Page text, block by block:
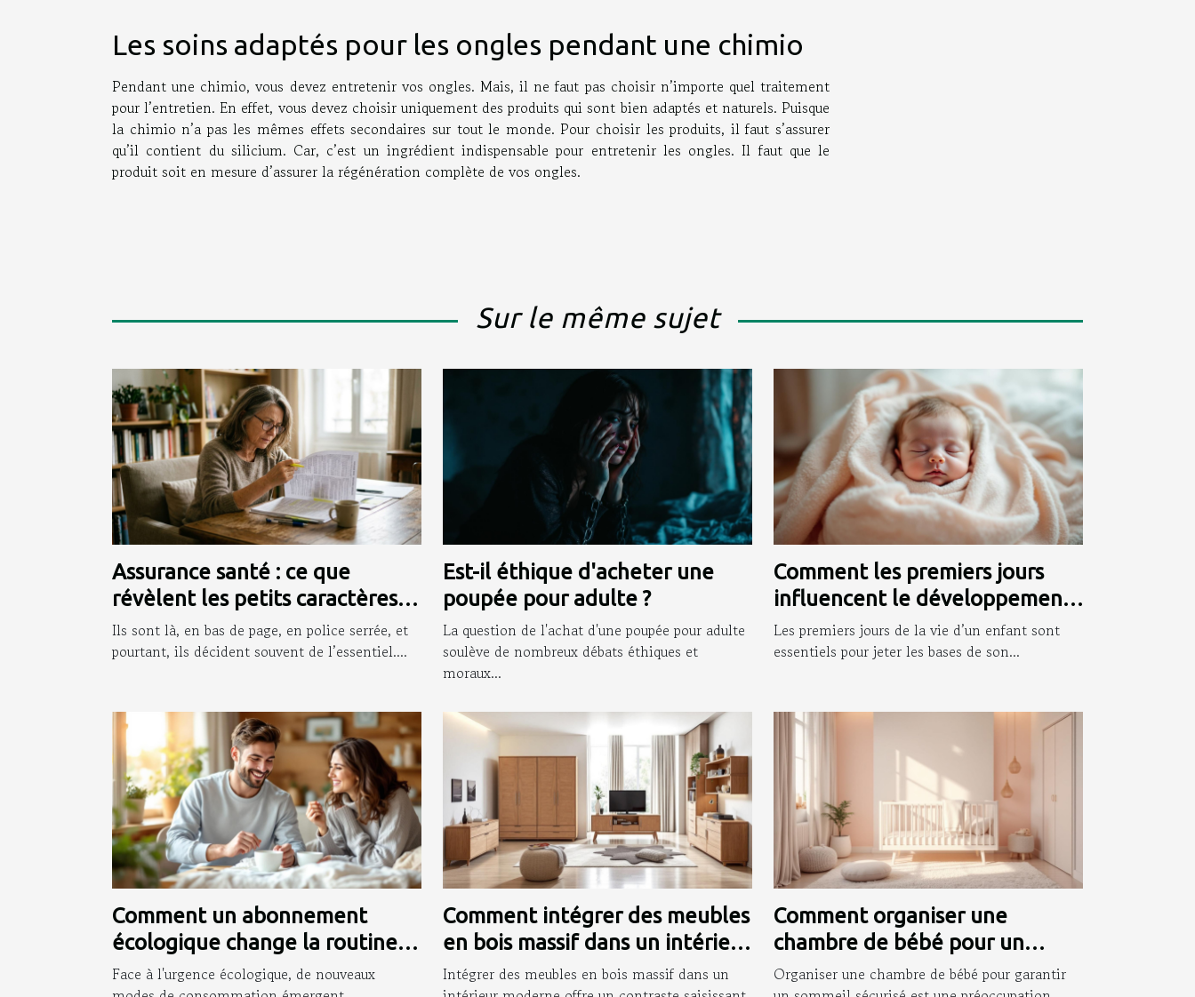
Les soins adaptés pour les ongles pendant une chimio
Pendant une chimio, vous devez entretenir vos ongles. Mais, il ne faut pas choisir n’importe quel traitement
pour l’entretien. En effet, vous devez choisir uniquement des produits qui sont bien adaptés et naturels. Puisque
la chimio n’a pas les mêmes effets secondaires sur tout le monde. Pour choisir les produits, il faut s’assurer
qu’il contient du silicium. Car, c’est un ingrédient indispensable pour entretenir les ongles. Il faut que le
produit soit en mesure d’assurer la régénération complète de vos ongles.
Sur le même sujet
Assurance santé : ce que
révèlent les petits caractères
que personne ne lit
Ils sont là, en bas de page, en police serrée, et
pourtant, ils décident souvent de l’essentiel....
Est-il éthique d'acheter une
poupée pour adulte ?
La question de l'achat d'une poupée pour adulte
soulève de nombreux débats éthiques et
moraux...
Comment les premiers jours
influencent le développement
infantile ?
Les premiers jours de la vie d’un enfant sont
essentiels pour jeter les bases de son...
Comment un abonnement
écologique change la routine
des jeunes parents ?
Face à l'urgence écologique, de nouveaux
Comment intégrer des meubles
en bois massif dans un intérieur
moderne ?
Intégrer des meubles en bois massif dans un
Comment organiser une
chambre de bébé pour un
sommeil sécurisé ?
Organiser une chambre de bébé pour garantir